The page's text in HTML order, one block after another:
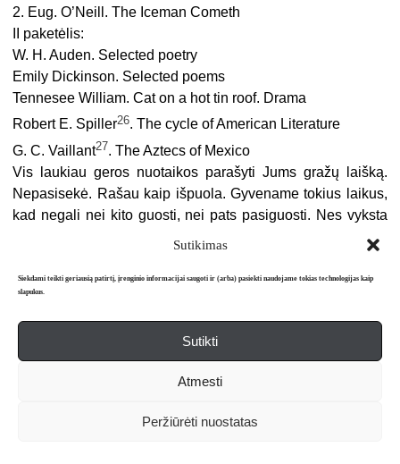
Sutikimas
Siekdami teikti geriausią patirtį, įrenginio informacijai saugoti ir (arba) pasiekti naudojame tokias technologijas kaip
slapukus.
Sutikti
Atmesti
Peržiūrėti nuostatas
2. Eug. O’Neill. The Iceman Cometh
II paketėlis:
W. H. Auden. Selected poetry
Emily Dickinson. Selected poems
Tennesee William. Cat on a hot tin roof. Drama
Robert E. Spiller26. The cycle of American Literature
G. C. Vaillant27. The Aztecs of Mexico
Vis laukiau geros nuotaikos parašyti Jums gražų laišką.
Nepasisekė. Rašau kaip išpuola. Gyvename tokius laikus,
kad negali nei kito guosti, nei pats pasiguosti. Nes vyksta
žymesnių, kuriuos mirtis neseniai nusinešė: vyskupas
Dr. Oželis
(Chicago). Daug miršta mažiau žinomų. Dabar
dar toks metas, kad skirstomės: tu čia, tu ten. Istorija subers
žemyn. Didžiausia nesąmonė – baimė net informuotis.